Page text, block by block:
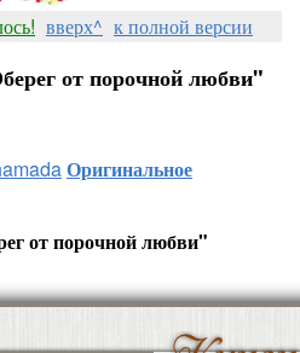
вверх^ к полной версии
от порочной любви"
Оригинальное
от порочной любви"